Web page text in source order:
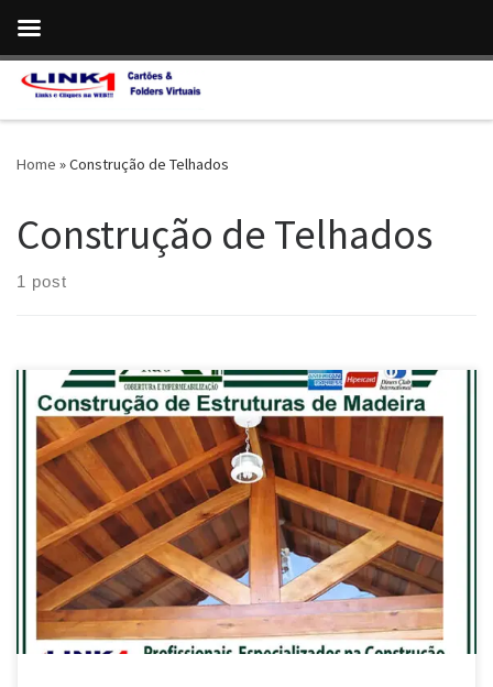
Skip to content
Home »Construção de Telhados
Construção de Telhados
1 post
Na Rc Coberturas , Construção de Coberturas , com Estrutura
Reforçada de Madeira – Brasília / DF Profissionais Especializados
em Telhados com Estrutura Reforçada de Madeira , Lago Norte –
Brasília / DF Telhadista constrói Madeiramento de Telhados com
Estrutura Reforçada , Park Way – Brasília / DF Profissionais
Especializados […]